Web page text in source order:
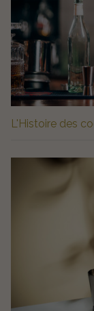
L'Histoire des